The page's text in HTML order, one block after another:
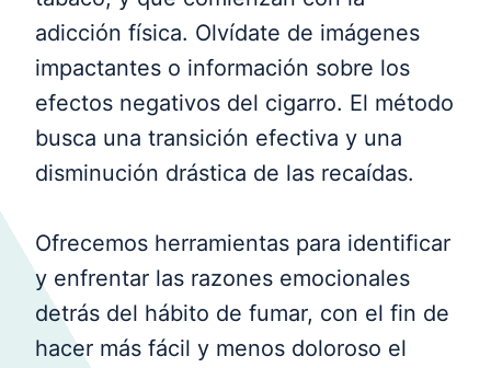
adicción física. Olvídate de imágenes
impactantes o información sobre los
efectos negativos del cigarro. El método
busca una transición efectiva y una
disminución drástica de las recaídas.
Ofrecemos herramientas para identificar
y enfrentar las razones emocionales
detrás del hábito de fumar, con el fin de
hacer más fácil y menos doloroso el